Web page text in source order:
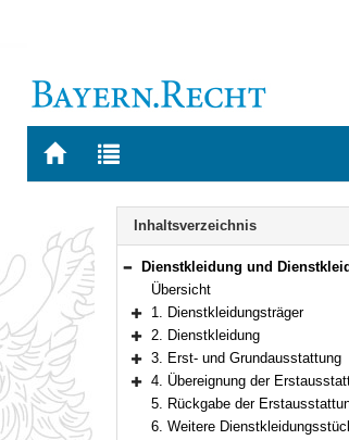
Zur
BAYERN.RECHT
Zur
letzten
Navigation
Inhaltsverzeichnis
Bereich reduzieren
Dienstkleidung und Dienstkleidungszuschuss für
Übersicht
Bereich erweitern
1. Dienstkleidungsträger
Bereich erweitern
2. Dienstkleidung
Bereich erweitern
3. Erst- und Grundausstattung
Bereich erweitern
4. Übereignung der
5. Rückgabe der
6. Weitere Dienstkleidungsstücke aus dem